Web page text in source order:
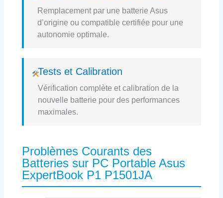
Remplacement par une batterie Asus
d’origine ou compatible certifiée pour une
autonomie optimale.
Tests et Calibration
Vérification complète et calibration de la
nouvelle batterie pour des performances
maximales.
Problèmes Courants des
Batteries sur PC Portable Asus
ExpertBook P1 P1501JA